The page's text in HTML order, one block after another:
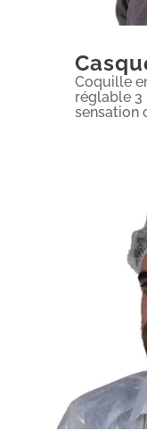
Coquille
réglable 3
sensation